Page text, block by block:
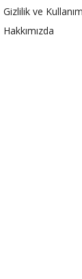
Gizlilik ve
Hakkımızda